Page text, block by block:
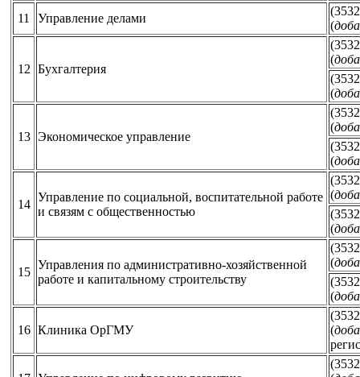
11
Управление делами
(
12 Бухгалтерия
(
(
13 Экономическое управление
(
(
14
Управление по социальной, воспитательной работе
и связям с общественностью
(
(
15
Управления по административно-хозяйственной
работе и капитальному строительству
(
(
16 Клиника ОрГМУ
(